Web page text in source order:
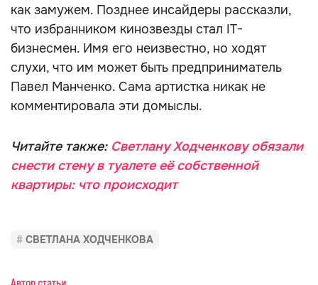
как замужем. Позднее инсайдеры рассказли,
что избранником кинозвезды стал IT-
бизнесмен. Имя его неизвестно, но ходят
слухи, что им может быть предприниматель
Павел Манченко. Сама артистка никак не
комментировала эти домыслы.
Читайте также: Светлану Ходченкову обязали
снести стену в туалете её собственной
квартиры: что происходит
СВЕТЛАНА ХОДЧЕНКОВА